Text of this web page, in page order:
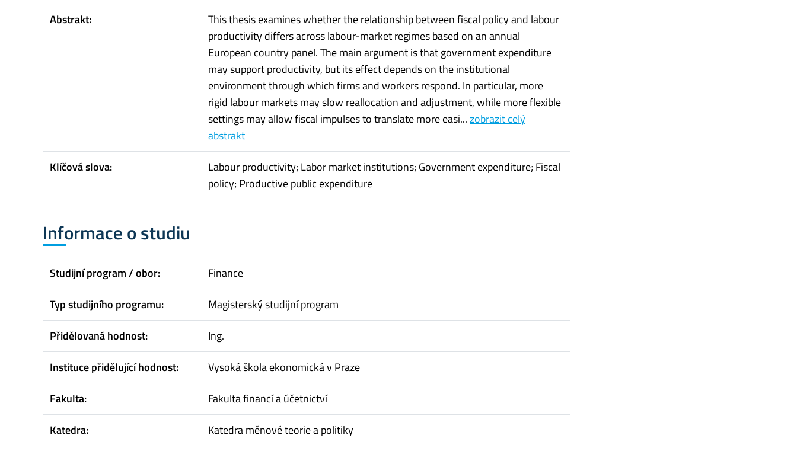
Abstrakt:
This thesis examines whether the relationship between fiscal policy and labour
productivity differs across labour-market regimes based on an annual
European country panel. The main argument is that government expenditure
may support productivity, but its effect depends on the institutional
environment through which firms and workers respond. In particular, more
rigid labour markets may slow reallocation and adjustment, while more flexible
settings may allow fiscal impulses to translate more easi...zobrazit celý
abstrakt
Klíčová slova:
Labour productivity; Labor market institutions; Government expenditure; Fiscal
policy; Productive public expenditure
Informace o studiu
Studijní program / obor:
Finance
Typ studijního programu:
Magisterský studijní program
Přidělovaná hodnost:
Ing.
Instituce přidělující hodnost:
Vysoká škola ekonomická v Praze
Fakulta:
Fakulta financí a účetnictví
Katedra:
Katedra měnové teorie a politiky